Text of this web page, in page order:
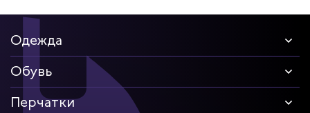
Одежда
Обувь
Перчатки